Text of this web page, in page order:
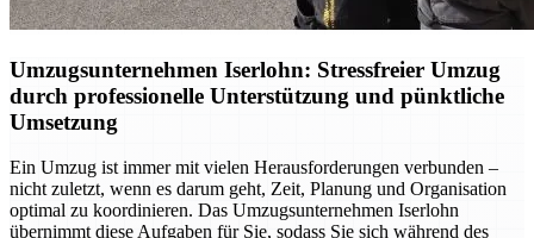
Umzugsunternehmen Iserlohn: Stressfreier Umzug
durch professionelle Unterstützung und pünktliche
Umsetzung
Ein Umzug ist immer mit vielen Herausforderungen verbunden –
nicht zuletzt, wenn es darum geht, Zeit, Planung und Organisation
optimal zu koordinieren. Das Umzugsunternehmen Iserlohn
übernimmt diese Aufgaben für Sie, sodass Sie sich während des